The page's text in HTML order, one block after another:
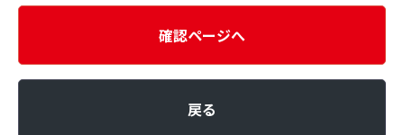
確認ページへ
戻る